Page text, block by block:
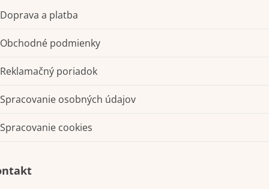
Doprava a platba
Obchodné podmienky
Reklamačný poriadok
Spracovanie osobných údajov
Spracovanie cookies